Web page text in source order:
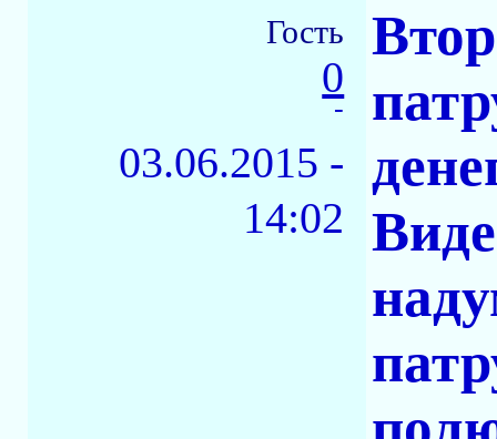
Гость
0
-
03.06.2015 -
14:02